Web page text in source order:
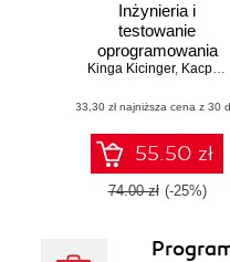
Inżynieria i
testowanie
oprogramowania
dla studenta i
programisty
Kinga Kicinger, Kacper Ściślak
(33,30 zł najniższa cena z 30
55.50 zł
74.00 zł (-25%)